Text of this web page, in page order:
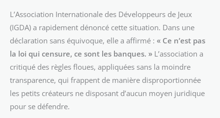
L’Association Internationale des Développeurs de Jeux
(IGDA) a rapidement dénoncé cette situation. Dans une
déclaration sans équivoque, elle a affirmé : « Ce n’est pas
la loi qui censure, ce sont les banques. » L’association a
critiqué des règles floues, appliquées sans la moindre
transparence, qui frappent de manière disproportionnée
les petits créateurs ne disposant d’aucun moyen juridique
pour se défendre.